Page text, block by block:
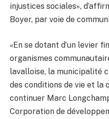
injustices sociales»,
Boyer, par voie de
«En se dotant d’un levier
organismes
lavalloise, la municipalité
des conditions de vie et la
continuer Marc
Corporation de